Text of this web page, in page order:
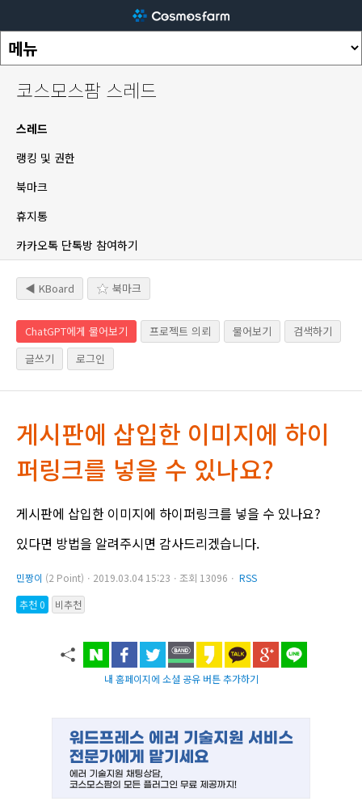
코스모스팜 스레드
스레드
랭킹 및 권한
북마크
휴지통
카카오톡 단톡방 참여하기
◀ KBoard 북마크
ChatGPT에게 물어보기 프로젝트 의뢰 물어보기
검색하기
글쓰기
로그인
게시판에 삽입한 이미지에 하이
퍼링크를 넣을 수 있나요?
게시판에 삽입한 이미지에 하이퍼링크를 넣을 수 있나요?
있다면 방법을 알려주시면 감사드리겠습니다.
민짱이 (2 Point)ㆍ2019.03.04 15:23ㆍ조회 13096ㆍ RSS
추천 0
비추천
내 홈페이지에 소셜 공유 버튼 추가하기